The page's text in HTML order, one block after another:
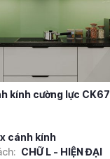
kính cường lực CK67
cánh kính
CHỮ L - HIỆN ĐẠI